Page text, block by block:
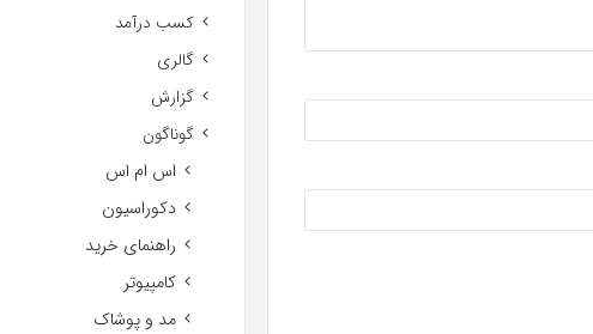
کسب درآمد
گالری
گزارش
گوناگون
اس ام اس
دکوراسیون
راهنمای خرید
کامپیوتر
مد و پوشاک